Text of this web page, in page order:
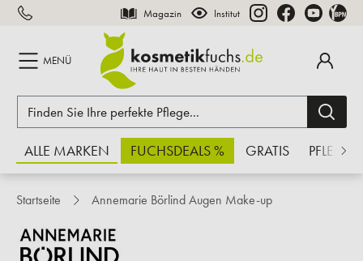
springen Magazin Institut
MENÜ
ALLE MARKEN FUCHSDEALS % GRATIS PFLEGE
Startseite Annemarie Börlind Augen Make-up